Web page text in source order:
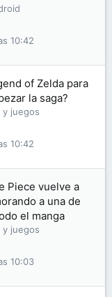
10:42
of Zelda para
la saga?
y juegos
10:42
Piece vuelve a
a una de
el manga
y juegos
10:03